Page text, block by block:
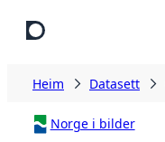
Heim Datasett
Norge i bilder